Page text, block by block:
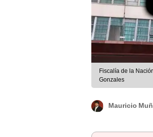
Fiscalía de la
Gonzales
Mauricio